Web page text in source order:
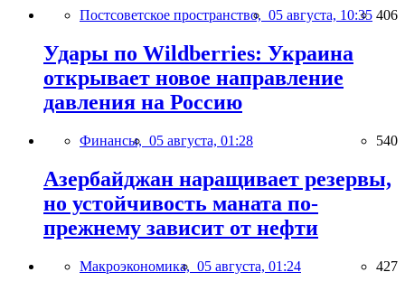
Постсоветское пространство, 05 августа, 10:35 406
Удары по Wildberries: Украина
открывает новое направление
давления на Россию
Финансы, 05 августа, 01:28 540
Азербайджан наращивает резервы,
но устойчивость маната по-
прежнему зависит от нефти
Макроэкономика, 05 августа, 01:24 427